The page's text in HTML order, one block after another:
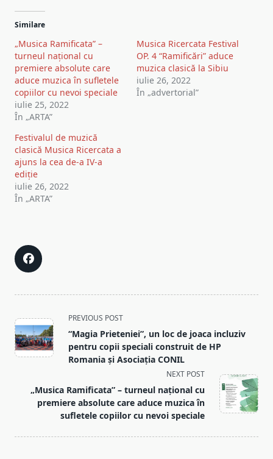
Post
navigation
Similare
„Musica Ramificata” –
turneul național cu
premiere absolute care
aduce muzica în sufletele
copiilor cu nevoi speciale
iulie 25, 2022
În „ARTA”
Musica Ricercata Festival
OP. 4 “Ramificări” aduce
muzica clasică la Sibiu
iulie 26, 2022
În „advertorial”
Festivalul de muzică
clasică Musica Ricercata a
ajuns la cea de-a IV-a
ediție
iulie 26, 2022
În „ARTA”
<span
class="nav-
subtitle
screen-
text">Page</span>
PREVIOUS POST
“Magia Prieteniei”, un loc de joaca incluziv
pentru copii speciali construit de HP
Romania și Asociația CONIL
NEXT POST
„Musica Ramificata” – turneul național cu
premiere absolute care aduce muzica în
sufletele copiilor cu nevoi speciale